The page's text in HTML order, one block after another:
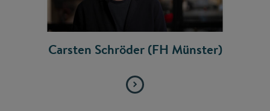
Carsten Schröder (FH Münster)